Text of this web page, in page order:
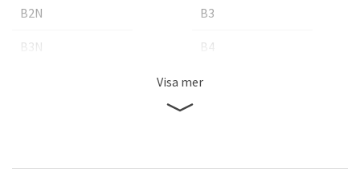
B2N B3
B3N B4
GT2
Visa mer